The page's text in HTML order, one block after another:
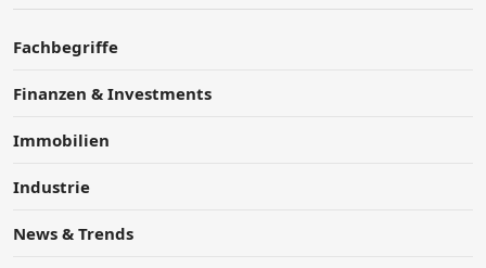
Fachbegriffe
Finanzen & Investments
Immobilien
Industrie
News & Trends